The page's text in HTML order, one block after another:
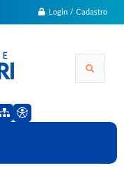
Login / Cadastro